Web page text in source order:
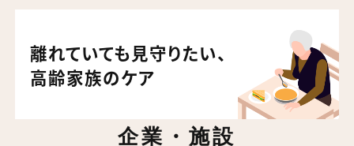
離れていても見守りたい、
高齢家族のケア
企業・施設